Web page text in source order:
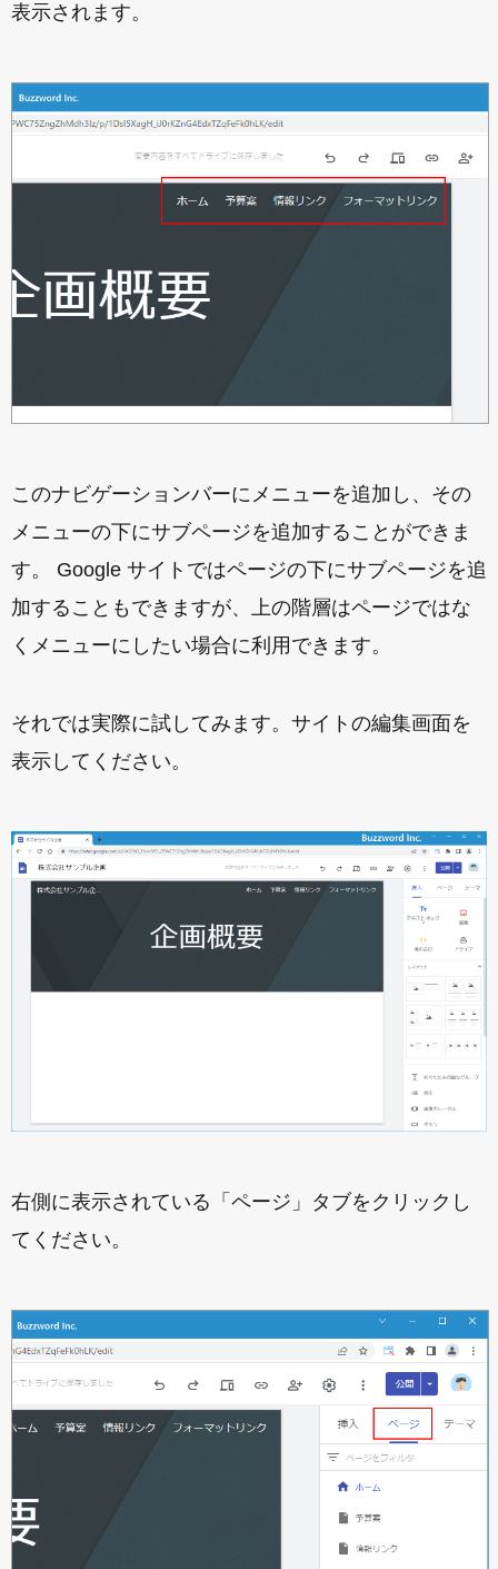
表示されます。
このナビゲーションバーにメニューを追加し、その
メニューの下にサブページを追加することができま
す。 Google サイトではページの下にサブページを追
加することもできますが、上の階層はページではな
くメニューにしたい場合に利用できます。
それでは実際に試してみます。サイトの編集画面を
表示してください。
右側に表示されている「ページ」タブをクリックし
てください。